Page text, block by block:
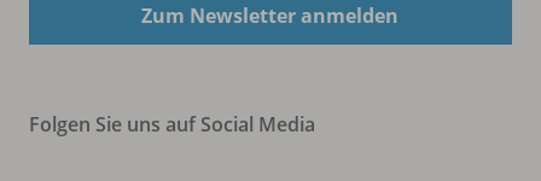
Zum Newsletter anmelden
Folgen Sie uns auf Social Media